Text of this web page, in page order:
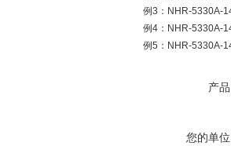
例3：NHR-5330A-
例4：NHR-5330A-
例5：NHR-5330A-
产
您的单